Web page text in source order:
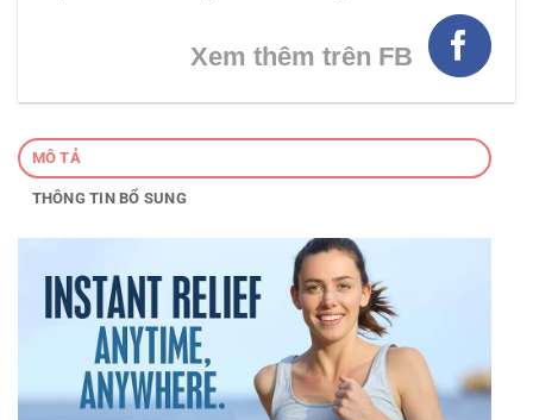
Xem thêm trên FB
MÔ TẢ
THÔNG TIN BỔ SUNG